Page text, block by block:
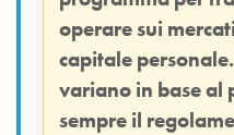
operare sui
capitale
variano in base al
sempre il